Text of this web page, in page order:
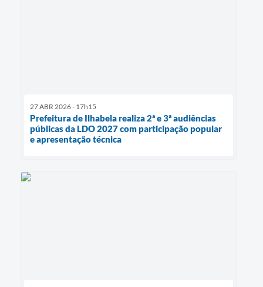
27 ABR 2026 - 17h15
Prefeitura de Ilhabela realiza 2ª e 3ª audiências
públicas da LDO 2027 com participação popular
e apresentação técnica